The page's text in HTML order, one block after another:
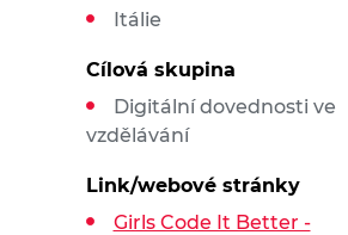
Itálie
Cílová skupina
Digitální dovednosti ve
vzdělávání
Link/webové stránky
Girls Code It Better -